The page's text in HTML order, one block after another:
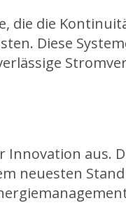
die die
Diese
Innovation aus.
neuesten